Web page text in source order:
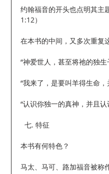
约翰福音的开头也点明其主
1:12）
在本书的中间，又多次重复
“神爱世人，甚至将祂的独
“我来了，是要叫羊得生命，
“认识你独一的真神，并且
  七. 特征
本书有何特色？
马太、马可、路加福音被称